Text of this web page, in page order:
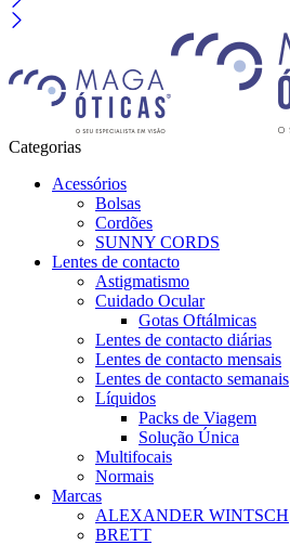
Categorias
Acessórios
Bolsas
Cordões
SUNNY CORDS
Lentes de contacto
Astigmatismo
Cuidado Ocular
Gotas Oftálmicas
Lentes de contacto diárias
Lentes de contacto mensais
Lentes de contacto semanais
Líquidos
Packs de Viagem
Solução Única
Multifocais
Normais
Marcas
ALEXANDER WINTSCH
BRETT